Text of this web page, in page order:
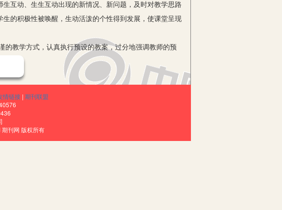
互动、生生互动出现的新情况、新问题，及时对教学思路
的积极性被唤醒，生动活泼的个性得到发展，使课堂呈现
教学方式，认真执行预设的教案，过分地强调教师的预
的自由和展开想象的空间。
的情况，由教师灵活地调整，生成新的超出原计划的教学
教师在教学的过程中，从学生的心理需求考虑，及时捕捉
鲜活的画卷，给课堂教学带来新的生机和活力。
情链接 | 期刊联盟
刊网 版权所有